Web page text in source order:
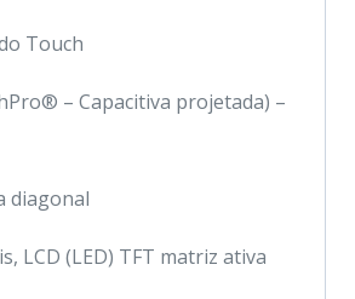
Touch
– Capacitiva projetada) –
diagonal
LCD (LED) TFT matriz ativa